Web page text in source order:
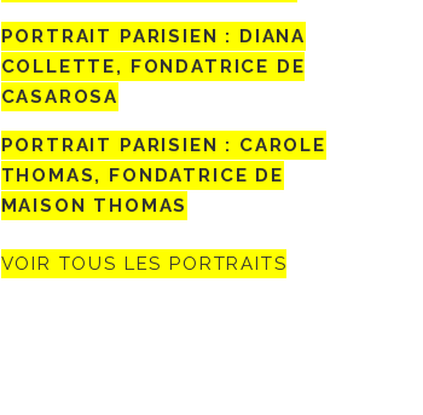
PORTRAIT PARISIEN : DIANA
COLLETTE, FONDATRICE DE
CASAROSA
PORTRAIT PARISIEN : CAROLE
THOMAS, FONDATRICE DE
MAISON THOMAS
VOIR TOUS LES PORTRAITS